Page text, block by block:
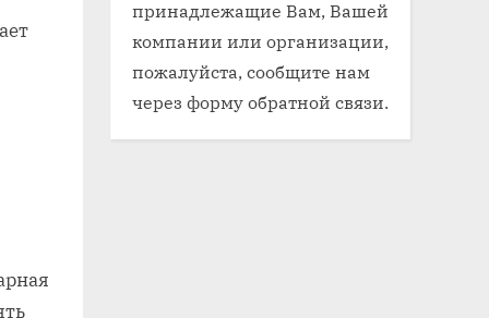
принадлежащие Вам, Вашей
компании или организации,
пожалуйста, сообщите нам
через форму обратной связи.